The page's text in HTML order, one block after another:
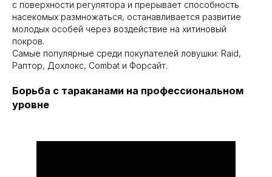
с поверхности регулятора и прерывает способность
насекомых размножаться, останавливается развитие
молодых особей через воздействие на хитиновый
покров.
Самые популярные среди покупателей ловушки: Raid,
Раптор, Дохлокс, Combat и Форсайт.
Борьба с тараканами на профессиональном
уровне